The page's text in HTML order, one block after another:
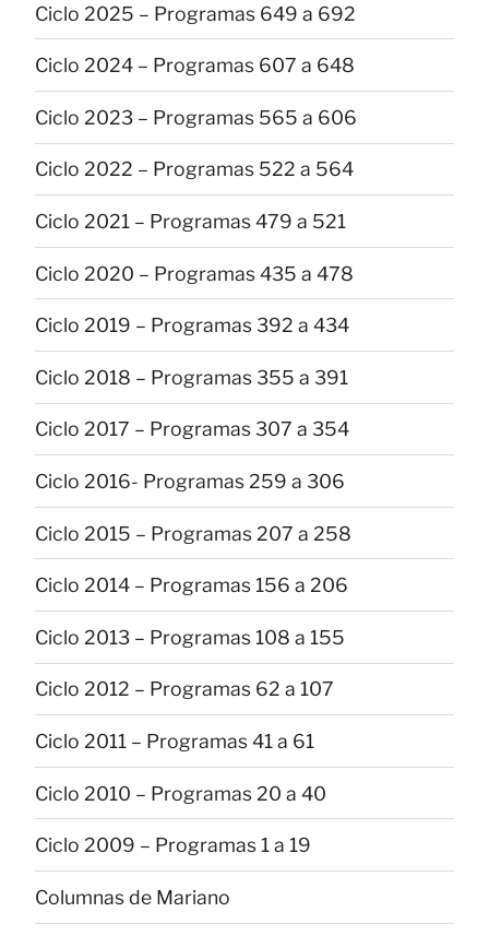
Ciclo 2025 – Programas 649 a 692
Ciclo 2024 – Programas 607 a 648
Ciclo 2023 – Programas 565 a 606
Ciclo 2022 – Programas 522 a 564
Ciclo 2021 – Programas 479 a 521
Ciclo 2020 – Programas 435 a 478
Ciclo 2019 – Programas 392 a 434
Ciclo 2018 – Programas 355 a 391
Ciclo 2017 – Programas 307 a 354
Ciclo 2016- Programas 259 a 306
Ciclo 2015 – Programas 207 a 258
Ciclo 2014 – Programas 156 a 206
Ciclo 2013 – Programas 108 a 155
Ciclo 2012 – Programas 62 a 107
Ciclo 2011 – Programas 41 a 61
Ciclo 2010 – Programas 20 a 40
Ciclo 2009 – Programas 1 a 19
Columnas de Mariano